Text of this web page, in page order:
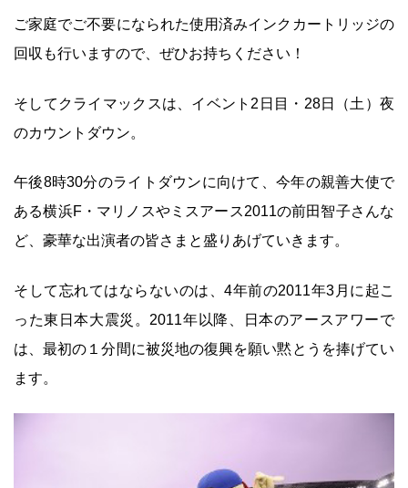
ご家庭でご不要になられた使用済みインクカートリッジの
回収も行いますので、ぜひお持ちください！
そしてクライマックスは、イベント2日目・28日（土）夜
のカウントダウン。
午後8時30分のライトダウンに向けて、今年の親善大使で
ある横浜F・マリノスやミスアース2011の前田智子さんな
ど、豪華な出演者の皆さまと盛りあげていきます。
そして忘れてはならないのは、4年前の2011年3月に起こ
った東日本大震災。2011年以降、日本のアースアワーで
は、最初の１分間に被災地の復興を願い黙とうを捧げてい
ます。